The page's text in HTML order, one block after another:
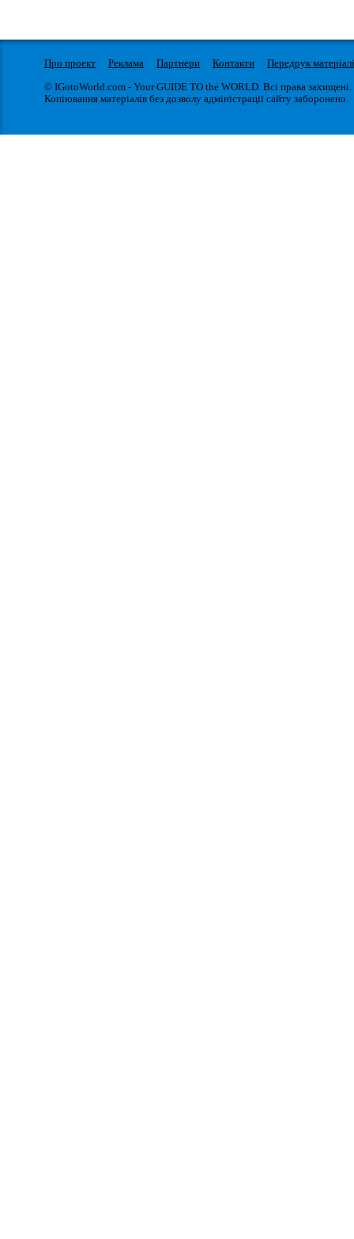
Про проект Реклама Партнери Контакти
Передрук
© IGotoWorld.com - Your GUIDE TO the WORLD. Всі права захищені.
Копіювання матеріалів без дозволу адміністрації сайту заборонено.